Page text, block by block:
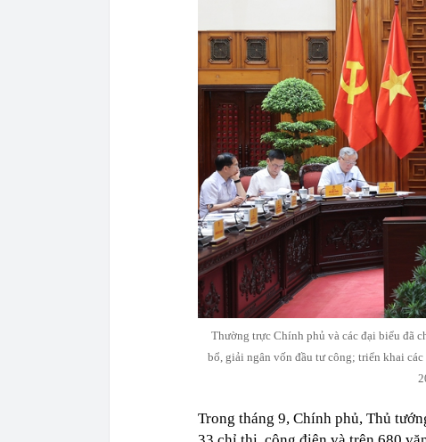
Thường trực Chính phủ và các đại biểu đã
bổ, giải ngân vốn đầu tư công; triển khai
Trong tháng 9, Chính phủ, Thủ